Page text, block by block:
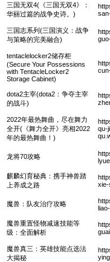
三国无双4(《三国无双4》：
华丽过篇的战争史诗。)
三国志系列(三国演义：战争
与策略的完美融合)
tentaclelocker2储存柜
(Secure Your Possessions
with TentacleLocker2
Storage Cabinet)
dota2主宰(dota2：争夺主宰
的战斗)
2022年最热舞曲，尽在舞力
全开(《舞力全开》亮相2022
年的最热舞曲！)
qu-
龙将70攻略
麒麟幻育秘典：携手神兽踏
上养成之路
xie-
魔兽：队友治疗攻略
魔兽重置怪物减速技能等
级：全面解析
魔兽真三：英雄技能点选法
大揭秘